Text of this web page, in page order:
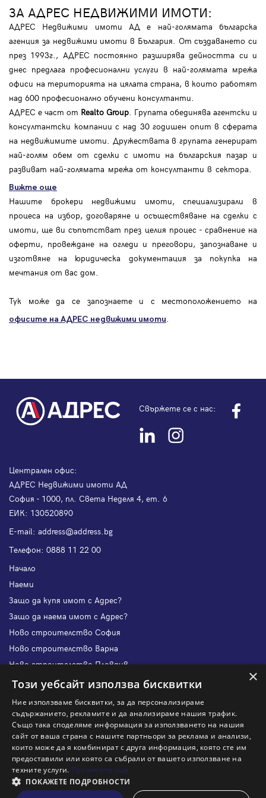
ЗА АДРЕС НЕДВИЖИМИ ИМОТИ:
АДРЕС Недвижими имоти АД е най-голямата българска
агенция за недвижими имоти в България. От създаването си
през 1993г., АДРЕС постоянно разширява дейността си и
днес предлага професионални услуги в най-голямата мрежа
офиси на територията на цялата страна, в които работят
над 600 професионално обучени консултанти.
АДРЕС е част от Realto Group. Групата обединява агентски и
консултантски компании с над 30 годишен опит в сферата
на недвижимите имоти. Дружествата в групата генерират
най-голям обем от сделки с имоти на българския пазар и
развиват най-голямата мрежа от консултанти в сектора.
Вижте още
Нашите брокери недвижими имоти, специализирали в
процеса на избор, договаряне и осъществяване на сделки с
имоти, ще ви съпътстват през целия процес - сравнение на
оферти, провеждане на огледи и преговори, запознаване и
изготвяне на юридическа документация за покупка на
мечтания от вас дом.
Тук може да се запознаете и с местоположението на
офисите на АДРЕС недвижими имоти.
Свържете се с нас:
Централен офис:
АДРЕС Недвижими имоти АД
София - 1000, пл. Света Неделя 4, ет. 6
ЕИК: 130520890
Е-mail: address@address.bg
Телефон: 0888 11 22 00
Начало
Наеми
Защо да купя имот с Адрес?
Защо да наема имот с Адрес?
Ново строителство София
Ново строителство Варна
Ново строителство Пловдив
Ново строителство Бургас
Защо да отдам имот с Адрес?
Наши офиси
Кариери
Кои сме ние?
Франчайз
Блог
×
Този уебсайт използва бисквитки
Ние използваме бисквитки, за да персонализираме
съдържанието, рекламите и да анализираме нашия трафик.
Също така споделяме информация за използването на нашия
сайт от ваша страна с нашите партньори за реклама и анализи,
които може да я комбинират с друга информация, която сте им
предоставили или която са събрали от вашето използване на
техните услуги. Прочетете още
ПОКАЖЕТЕ ПОДРОБНОСТИ